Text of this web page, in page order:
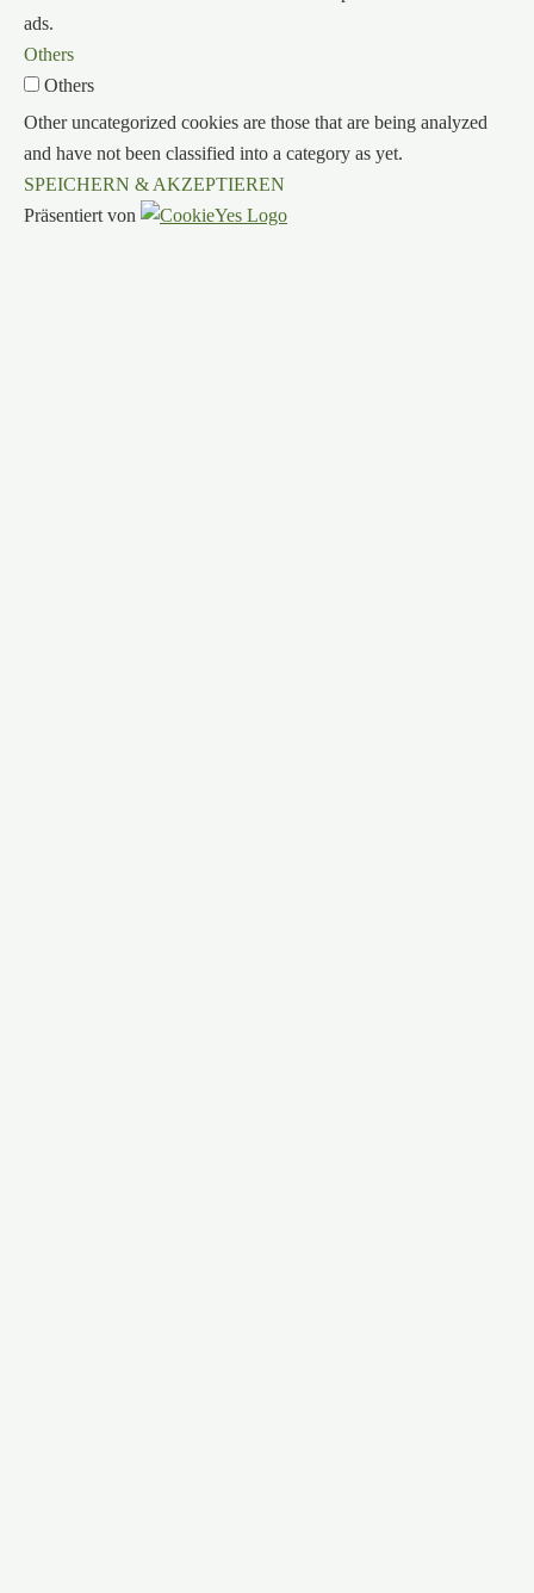
ads.
Others
Others
Other uncategorized cookies are those that are being analyzed
and have not been classified into a category as yet.
SPEICHERN & AKZEPTIEREN
Präsentiert von